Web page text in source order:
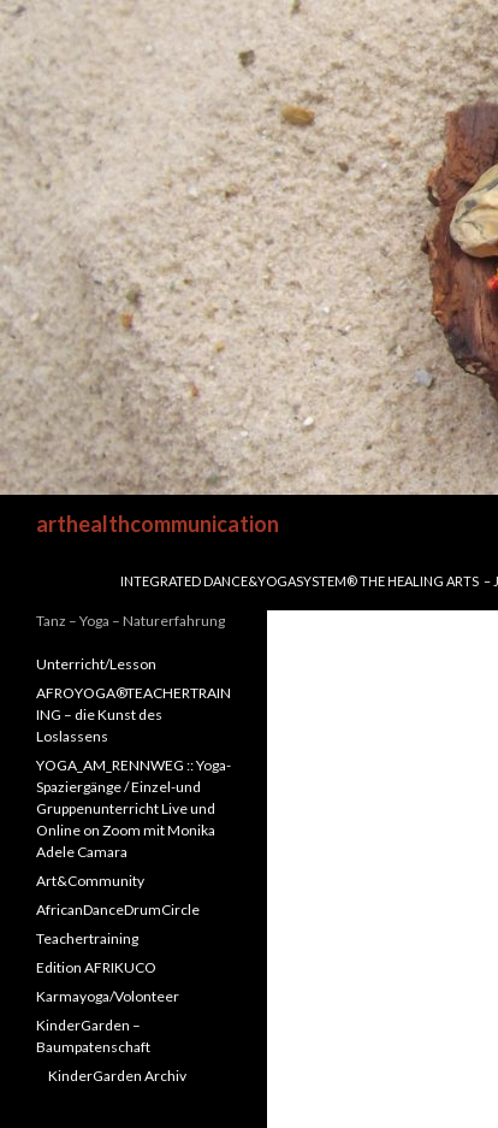
arthealthcommunication
INTEGRATED DANCE&YOGASYSTEM® THE HEALING ARTS –
Tanz – Yoga – Naturerfahrung
Unterricht/Lesson
AFROYOGA®TEACHERTRAIN
ING – die Kunst des
Loslassens
YOGA_AM_RENNWEG :: Yoga-
Spaziergänge / Einzel-und
Gruppenunterricht Live und
Online on Zoom mit Monika
Adele Camara
Art&Community
AfricanDanceDrumCircle
Teachertraining
Edition AFRIKUCO
Karmayoga/Volonteer
KinderGarden –
Baumpatenschaft
KinderGarden Archiv